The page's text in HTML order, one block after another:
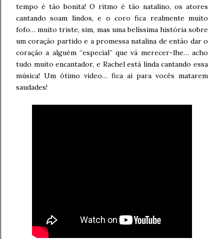
tempo é tão bonita! O ritmo é tão natalino, os atores
cantando soam lindos, e o coro fica realmente muito
fofo… muito triste, sim, mas uma belíssima história sobre
um coração partido e a promessa natalina de então dar o
coração a alguém “especial” que vá merecer-lhe… acho
tudo muito encantador, e Rachel está linda cantando essa
música! Um ótimo vídeo… fica aí para vocês matarem
saudades!